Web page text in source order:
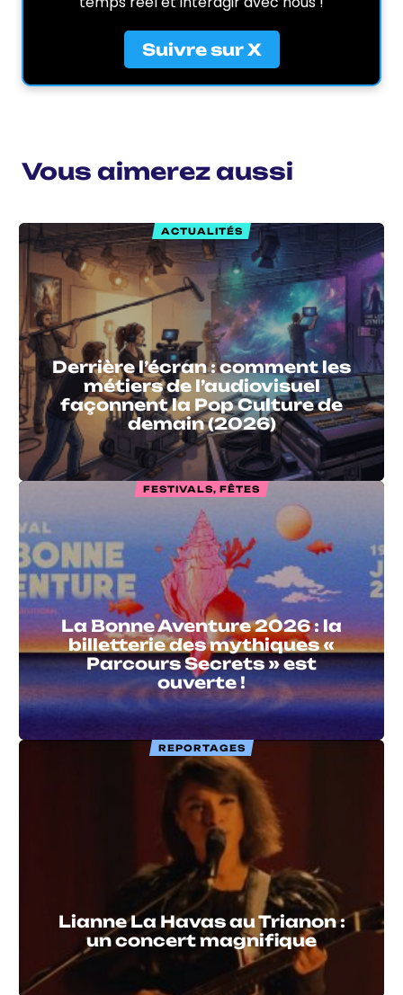
Suivre sur X
Vous aimerez aussi
ACTUALITÉS
Derrière l’écran : comment les
métiers de l’audiovisuel
façonnent la Pop Culture de
demain (2026)
FESTIVALS, FÊTES
La Bonne Aventure 2026 : la
billetterie des mythiques «
Parcours Secrets » est
ouverte !
REPORTAGES
Lianne La Havas au Trianon :
un concert magnifique